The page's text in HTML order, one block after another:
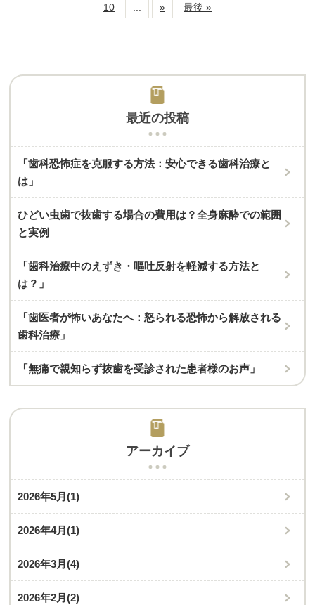
10
... » 最後 »
最近の投稿
「歯科恐怖症を克服する方法：安心できる歯科治療と
は」
ひどい虫歯で抜歯する場合の費用は？全身麻酔での範囲
と実例
「歯科治療中のえずき・嘔吐反射を軽減する方法と
は？」
「歯医者が怖いあなたへ：怒られる恐怖から解放される
歯科治療」
「無痛で親知らず抜歯を受診された患者様のお声」
アーカイブ
2026年5月(1)
2026年4月(1)
2026年3月(4)
2026年2月(2)